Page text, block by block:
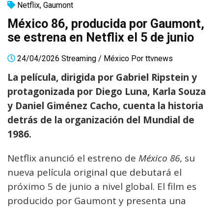
Netflix, Gaumont
México 86, producida por Gaumont,
se estrena en Netflix el 5 de junio
24/04/2026 Streaming / México Por ttvnews
La película, dirigida por Gabriel Ripstein y
protagonizada por Diego Luna, Karla Souza
y Daniel Giménez Cacho, cuenta la historia
detrás de la organización del Mundial de
1986.
Netflix anunció el estreno de México 86, su
nueva película original que debutará el
próximo 5 de junio a nivel global. El film es
producido por Gaumont y presenta una